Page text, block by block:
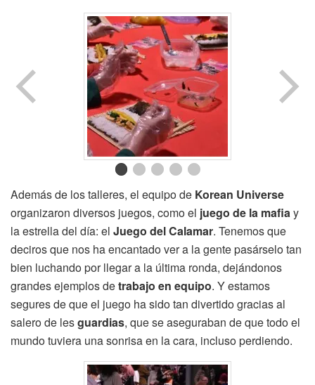
Además de los talleres, el equipo de Korean Universe
organizaron diversos juegos, como el juego de la mafiay
la estrella del día: el Juego del Calamar. Tenemos que
deciros que nos ha encantado ver a la gente pasárselo tan
bien luchando por llegar a la última ronda, dejándonos
grandes ejemplos detrabajo en equipo. Y estamos
segures de que el juego ha sido tan divertido gracias al
salero de lesguardias, que se aseguraban de que todo el
mundo tuviera una sonrisa en la cara, incluso perdiendo.